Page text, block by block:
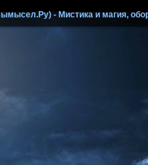
- Мистика и магия,